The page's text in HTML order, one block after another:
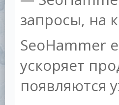
запросы, на
SeoHammer
ускоряет
появляются